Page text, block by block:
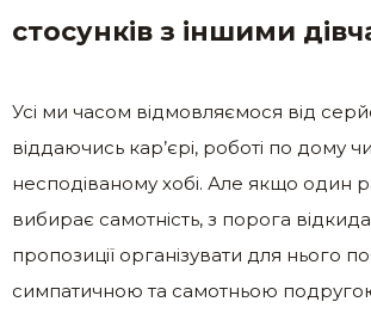
стосунків з іншими
Усі ми часом відмовляємося від
віддаючись кар’єрі, роботі по дому чи
несподіваному хобі. Але якщо один
вибирає самотність, з порога
пропозиції організувати для нього
симпатичною та самотньою